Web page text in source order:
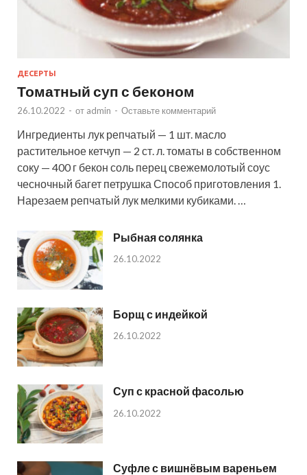
ДЕСЕРТЫ
Томатный суп с беконом
26.10.2022 - от admin - Оставьте комментарий
Ингредиенты лук репчатый — 1 шт. масло
растительное кетчуп — 2 ст. л. томаты в собственном
соку — 400 г бекон соль перец свежемолотый соус
чесночный багет петрушка Способ приготовления 1.
Нарезаем репчатый лук мелкими кубиками. …
Рыбная солянка
26.10.2022
Борщ с индейкой
26.10.2022
Суп с красной фасолью
26.10.2022
Суфле с вишнёвым вареньем